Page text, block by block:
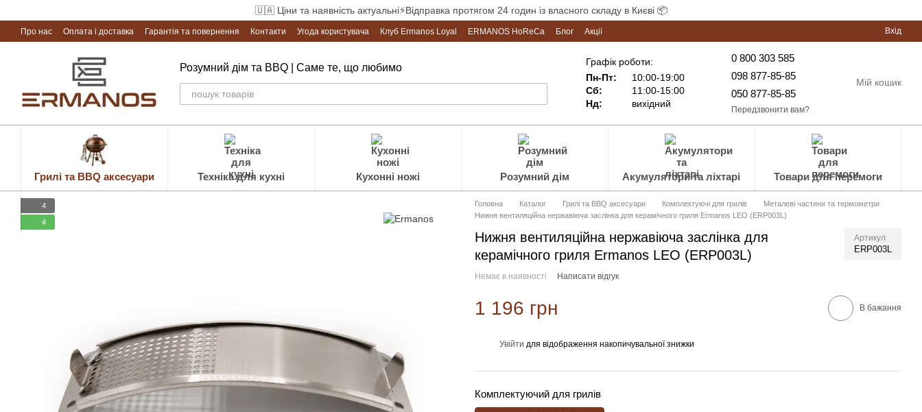
🇺🇦 Ціни та наявність актуальні⚡Відправка протягом 24 годин із власного складу в Києві 📦
Про нас Оплата і доставка Гарантія та повернення Контакти Угода користувача Клуб Ermanos Loyal ERMANOS HoReCa Блог Акції Вхід
Розумний дім та BBQ | Саме те, що любимо
Графік роботи:
Пн-Пт:
10:00-19:00
Сб:
11:00-15:00
Нд:
вихідний
0 800 303 585
098 877-85-85
050 877-85-85
Передзвонити вам?
Мій кошик
Грилі та BBQ аксесуари Техніка для кухні Кухонні ножі Розумний дім Акумулятори та ліхтарі Товари для перемоги
4
4
Головна Каталог Грилі та BBQ аксесуари Комплектуючі для грилів
Металеві частини та термометри
Нижня вентиляційна нержавіюча заслінка для керамічного гриля Ermanos LEO (ERP003L)
Нижня вентиляційна нержавіюча заслінка для
керамічного гриля Ermanos LEO (ERP003L)
Артикул
ERP003L
Немає в наявності Написати відгук
1 196 грн В бажання
Увійти для відображення накопичувальної знижки
Комплектуючий для грилів